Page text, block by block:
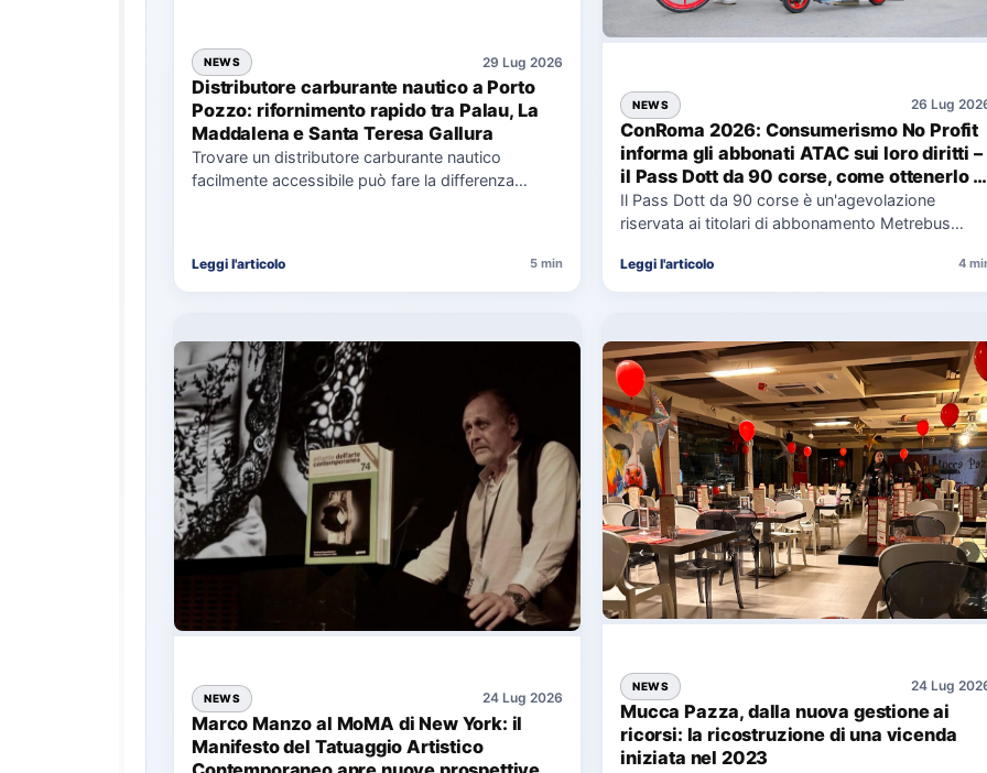
NEWS 29 Lug 2026
Distributore carburante nautico a Porto
Pozzo: rifornimento rapido tra Palau, La
Maddalena e Santa Teresa Gallura
Trovare un distributore carburante nautico
facilmente accessibile può fare la differenza
Leggi l'articolo 5 min
NEWS 26 Lug
ConRoma 2026: Consumerismo No Profit
informa gli abbonati ATAC sui loro diritti –
il Pass Dott da 90 corse, come ottenerlo e
cosa spetta in caso di disservizi
Il Pass Dott da 90 corse è un'agevolazione
riservata ai titolari di abbonamento Metrebus
Leggi l'articolo 4
NEWS 24 Lug 2026
Marco Manzo al MoMA di New York: il
Manifesto del Tatuaggio Artistico
NEWS 24 Lug
Mucca Pazza, dalla nuova gestione ai
ricorsi: la ricostruzione di una vicenda
iniziata nel 2023